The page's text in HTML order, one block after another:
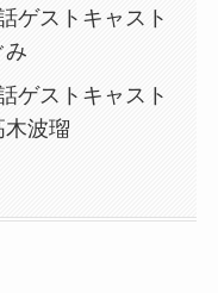
ゲストキャスト
ゲストキャスト
波瑠